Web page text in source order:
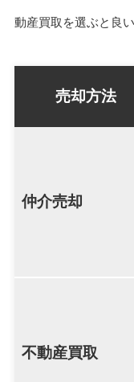
動産買取を選ぶと良い
売却方法
仲介売却
不動産買取